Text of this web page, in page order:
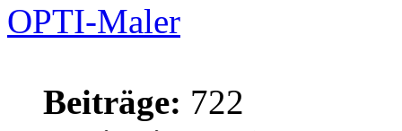
OPTI-Maler
Beiträge: 722